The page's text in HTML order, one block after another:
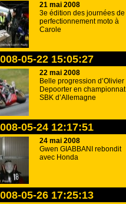
21 mai 2008
3e édition des journées de
perfectionnement moto à
Carole
05-22 15:05:27
22 mai 2008
Belle progression d’Olivier
Depoorter en championnat
SBK d’Allemagne
05-24 12:17:51
24 mai 2008
Gwen GIABBANI rebondit
avec Honda
05-26 17:25:13